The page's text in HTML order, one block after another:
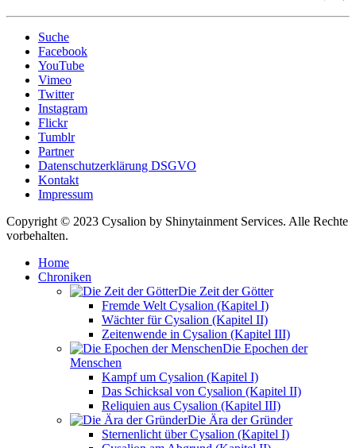
Suche
Facebook
YouTube
Vimeo
Twitter
Instagram
Flickr
Tumblr
Partner
Datenschutzerklärung DSGVO
Kontakt
Impressum
Copyright © 2023 Cysalion by Shinytainment Services. Alle Rechte
vorbehalten.
Home
Chroniken
Die Zeit der Götter
Fremde Welt Cysalion (Kapitel I)
Wächter für Cysalion (Kapitel II)
Zeitenwende in Cysalion (Kapitel III)
Die Epochen der
Menschen
Kampf um Cysalion (Kapitel I)
Das Schicksal von Cysalion (Kapitel II)
Reliquien aus Cysalion (Kapitel III)
Die Ära der Gründer
Sternenlicht über Cysalion (Kapitel I)